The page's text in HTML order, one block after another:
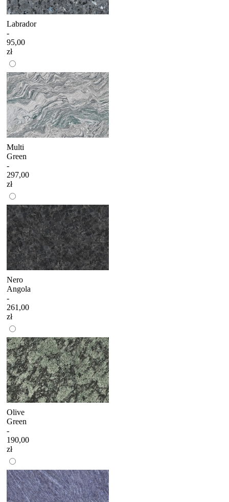
Labrador
-
95,00
zł
Multi
Green
-
297,00
zł
Nero
Angola
-
261,00
zł
Olive
Green
-
190,00
zł